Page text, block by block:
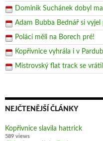
Dominik Suchánek dobyl
Adam Bubba Bednář si
Poláci měli na Borech pré!
Kopřivnice vyhrála i v
Mistrovský flat track se
NEJČTENĚJŠÍ ČLÁNKY
Kopřivnice slavila hattrick
589 views